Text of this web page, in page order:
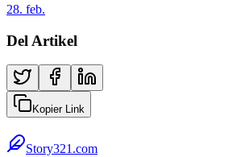
28. feb.
Del Artikel
Kopier Link
Story321.com